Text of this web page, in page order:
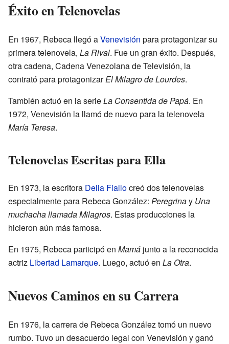
Éxito en Telenovelas
En 1967, Rebeca llegó aVenevisión para protagonizar su
primera telenovela, La Rival. Fue un gran éxito. Después,
otra cadena, Cadena Venezolana de Televisión, la
contrató para protagonizarEl Milagro de Lourdes.
También actuó en la serieLa Consentida de Papá. En
1972, Venevisión la llamó de nuevo para la telenovela
María Teresa.
Telenovelas Escritas para Ella
En 1973, la escritora Delia Fiallocreó dos telenovelas
especialmente para Rebeca González: Peregrinay Una
muchacha llamada Milagros. Estas producciones la
hicieron aún más famosa.
En 1975, Rebeca participó en Mamá junto a la reconocida
actriz Libertad Lamarque. Luego, actuó en La Otra.
Nuevos Caminos en su Carrera
En 1976, la carrera de Rebeca González tomó un nuevo
rumbo. Tuvo un desacuerdo legal con Venevisión y ganó